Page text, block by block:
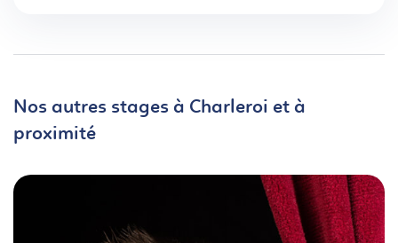
Nos autres stages à Charleroi et à
proximité